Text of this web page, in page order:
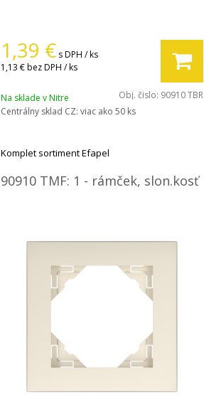
1,39 € s DPH / ks
1,13 €bez DPH / ks
Na sklade v Nitre Obj. čislo: 90910 TBR
Centrálny sklad CZ: viac ako 50 ks
Komplet sortiment Efapel
90910 TMF: 1 - rámček, slon.kosť